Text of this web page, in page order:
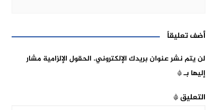
أضف تعليقاً
لن يتم نشر عنوان بريدك الإلكتروني. الحقول الإلزامية مشار
إليها بـ*
التعليق*